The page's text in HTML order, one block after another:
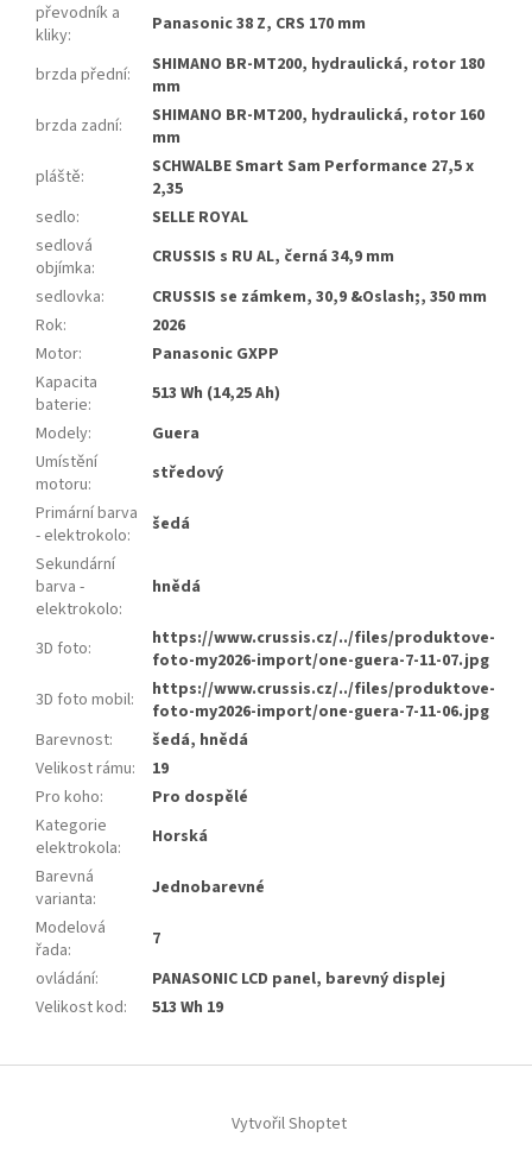
převodník a
kliky: Panasonic 38 Z, CRS 170 mm
brzda přední:
SHIMANO BR-MT200, hydraulická, rotor 180
mm
brzda zadní:
SHIMANO BR-MT200, hydraulická, rotor 160
mm
pláště:
SCHWALBE Smart Sam Performance 27,5 x
2,35
sedlo:
SELLE ROYAL
sedlová
objímka:
CRUSSIS s RU AL, černá 34,9 mm
sedlovka:
CRUSSIS se zámkem, 30,9 &Oslash;, 350 mm
Rok:
2026
Motor:
Panasonic GXPP
Kapacita
baterie:
513 Wh (14,25 Ah)
Modely:
Guera
Umístění
motoru:
středový
Primární barva
- elektrokolo:
šedá
Sekundární
barva -
elektrokolo:
hnědá
3D foto:
https://www.crussis.cz/../files/produktove-
foto-my2026-import/one-guera-7-11-07.jpg
3D foto mobil:
https://www.crussis.cz/../files/produktove-
foto-my2026-import/one-guera-7-11-06.jpg
Barevnost:
šedá, hnědá
Velikost rámu:
19
Pro koho:
Pro dospělé
Kategorie
elektrokola:
Horská
Barevná
varianta:
Jednobarevné
Modelová
řada:
7
ovládání:
PANASONIC LCD panel, barevný displej
Velikost kod: 513 Wh 19
Vytvořil Shoptet